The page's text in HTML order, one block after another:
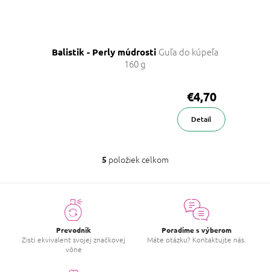
Balistik - Perly múdrosti Guľa do kúpeľa
160 g
€4,70
Detail
O
5 položiek celkom
Prevodník
Zisti ekvivalent svojej značkovej
vône
Poradíme s výberom
Máte otázku? Kontaktujte nás.